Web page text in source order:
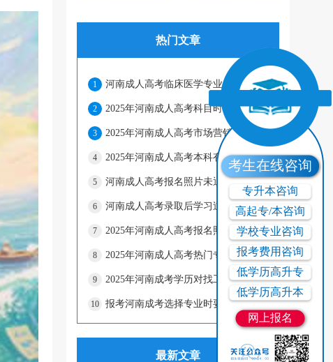
热门文章
1 河南成人高考临床医学专业优势有哪些？
2 2025年河南成人高考科目时间安排合理吗？
3
4 2025年河南成人高考本科有哪些实用专业？
5 河南成人高考报名照片未通过怎么办？
6 河南成人高考录取后学习过程中遇到问题怎么办？
7 2025年河南成人高考报名照片有什么要求
8 2025年河南成人高考热门专业及就业方向推荐
9 2025年河南成考学历对找工作有用吗？
10 报考河南成考选择专业时要注意什么因素？
最新文章
考生在线咨询
专升本咨询
高起专/本咨询
学校专业咨询
报考费用咨询
低学历高升专
低学历高升本
网上报名